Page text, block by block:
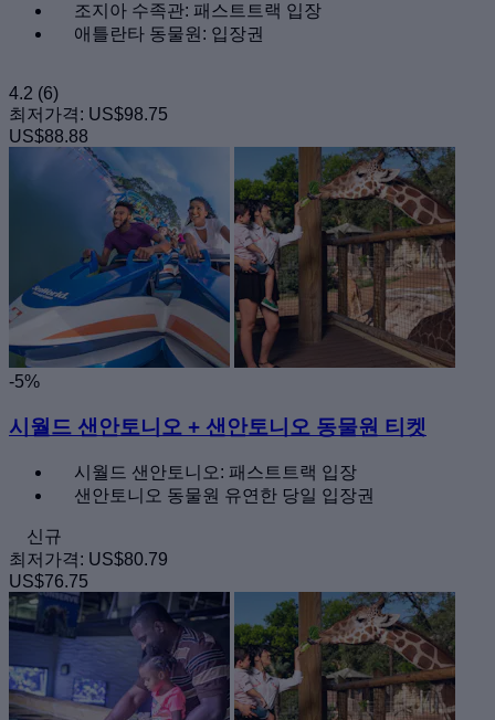
조지아 수족관: 패스트트랙 입장
애틀란타 동물원: 입장권
4.2 (6)
최저가격: US$98.75
US$88.88
-5%
시월드 샌안토니오 + 샌안토니오 동물원 티켓
시월드 샌안토니오: 패스트트랙 입장
샌안토니오 동물원 유연한 당일 입장권
신규
최저가격: US$80.79
US$76.75